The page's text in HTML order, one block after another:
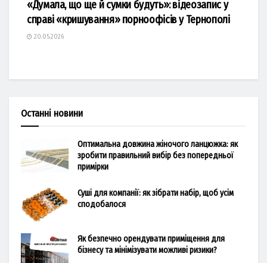
«Думала, що ще й сумки будуть»: відеозапис у
справі «кришування» порноофісів у Тернополі
20.05.2026
Останні новини
Оптимальна довжина жіночого ланцюжка: як
зробити правильний вибір без попередньої
примірки
Суші для компанії: як зібрати набір, щоб усім
сподобалося
Як безпечно орендувати приміщення для
бізнесу та мінімізувати можливі ризики?